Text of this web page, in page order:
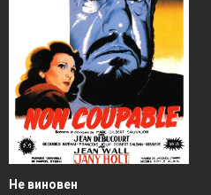
Не виновен